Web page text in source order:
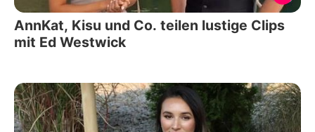
AnnKat, Kisu und Co. teilen lustige Clips
mit Ed Westwick